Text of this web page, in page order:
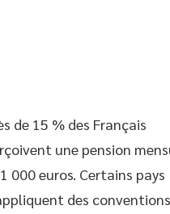
de 15 % des Français
une pension
000 euros. Certains pays
des conventions